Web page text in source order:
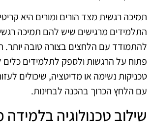
תמיכה רגשית מצד הורים ומורים היא
התלמידים מרגישים שיש להם תמיכה
להתמודד עם הלחצים בצורה טובה
פתוח על הרגשות ולספק לתלמידים כלים
טכניקות נשימה או מדיטציה, שיכולים
עם הלחץ הכרוך בהכנה לבחינות.
שילוב טכנולוגיה